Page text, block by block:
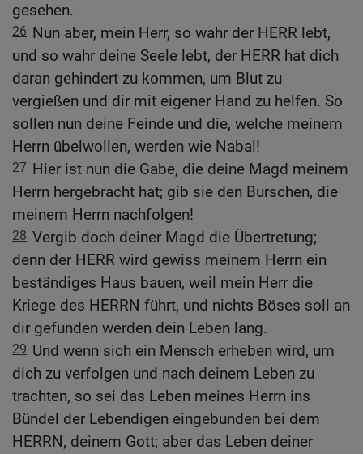
gesehen.
26 Nun aber, mein Herr, so wahr der HERR lebt,
und so wahr deine Seele lebt, der HERR hat dich
daran gehindert zu kommen, um Blut zu
vergießen und dir mit eigener Hand zu helfen. So
sollen nun deine Feinde und die, welche meinem
Herrn übelwollen, werden wie Nabal!
27 Hier ist nun die Gabe, die deine Magd meinem
Herrn hergebracht hat; gib sie den Burschen, die
meinem Herrn nachfolgen!
28 Vergib doch deiner Magd die Übertretung;
denn der HERR wird gewiss meinem Herrn ein
beständiges Haus bauen, weil mein Herr die
Kriege des HERRN führt, und nichts Böses soll an
dir gefunden werden dein Leben lang.
29 Und wenn sich ein Mensch erheben wird, um
dich zu verfolgen und nach deinem Leben zu
trachten, so sei das Leben meines Herrn ins
Bündel der Lebendigen eingebunden bei dem
HERRN, deinem Gott; aber das Leben deiner